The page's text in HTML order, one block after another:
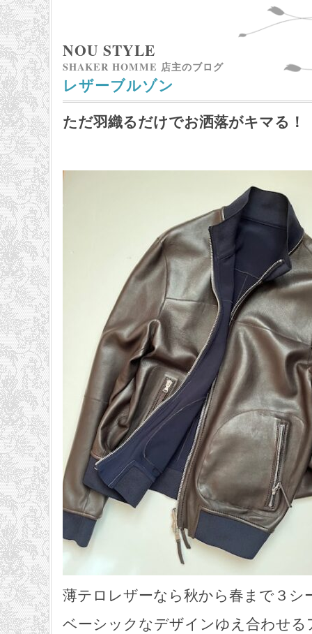
NOU STYLE
SHAKER HOMME 店主のブログ
レザーブルゾン
ただ羽織るだけでお洒落がキマる！
薄テロレザーなら秋から春まで３シ
ベーシックなデザインゆえ合わせ